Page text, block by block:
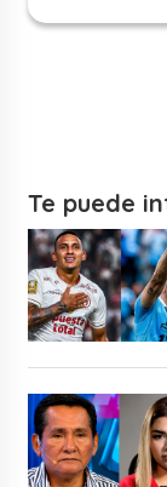
Te puede